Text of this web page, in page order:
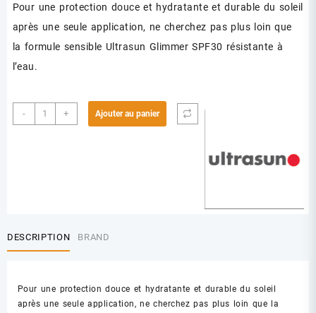
Pour une protection douce et hydratante et durable du soleil
après une seule application, ne cherchez pas plus loin que
la formule sensible Ultrasun Glimmer SPF30 résistante à
l’eau.
-
quantité
de
+ Ajouter au panier
DESCRIPTION BRAND
Pour une protection douce et hydratante et durable du soleil
après une seule application, ne cherchez pas plus loin que la